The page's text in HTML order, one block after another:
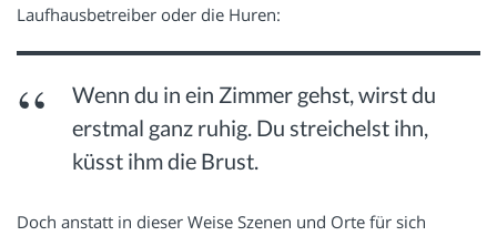
Laufhausbetreiber oder die Huren:
Wenn du in ein Zimmer gehst, wirst du
erstmal ganz ruhig. Du streichelst ihn,
küsst ihm die Brust.
Doch anstatt in dieser Weise Szenen und Orte für sich